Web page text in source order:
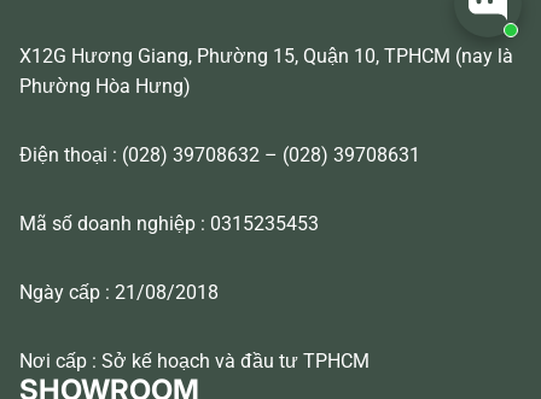
X12G Hương Giang, Phường 15, Quận 10, TPHCM (nay là
Phường Hòa Hưng)
Điện thoại : (028) 39708632 – (028) 39708631
Mã số doanh nghiệp : 0315235453
Ngày cấp : 21/08/2018
Nơi cấp : Sở kế hoạch và đầu tư TPHCM
SHOWROOM